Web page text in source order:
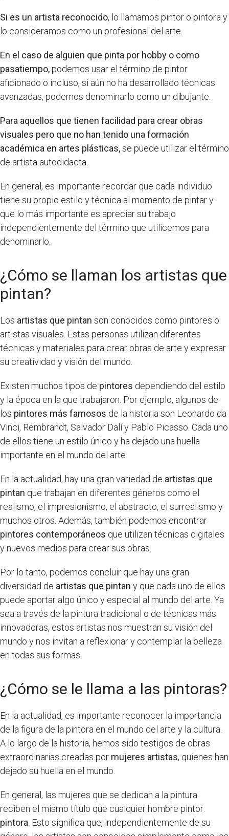
Si es un artista reconocido, lo llamamos pintor o pintora y
lo consideramos como un profesional del arte.
En el caso de alguien que pinta por hobby o como
pasatiempo,podemos usar el término de pintor
aficionado o incluso, si aún no ha desarrollado técnicas
avanzadas, podemos denominarlo como un dibujante.
Para aquellos que tienen facilidad para crear obras
visuales pero que no han tenido una formación
académica en artes plásticas,se puede utilizar el término
de artista autodidacta.
En general, es importante recordar que cada individuo
tiene su propio estilo y técnica al momento de pintar y
que lo más importante es apreciar su trabajo
independientemente del término que utilicemos para
denominarlo.
¿Cómo se llaman los artistas que
pintan?
Los artistas que pintan son conocidos como pintores o
artistas visuales. Estas personas utilizan diferentes
técnicas y materiales para crear obras de arte y expresar
su creatividad y visión del mundo.
Existen muchos tipos de pintores dependiendo del estilo
y la época en la que trabajaron. Por ejemplo, algunos de
los pintores más famosos de la historia son Leonardo da
Vinci, Rembrandt, Salvador Dalí y Pablo Picasso. Cada uno
de ellos tiene un estilo único y ha dejado una huella
importante en el mundo del arte.
En la actualidad, hay una gran variedad de artistas que
pintan que trabajan en diferentes géneros como el
realismo, el impresionismo, el abstracto, el surrealismo y
muchos otros. Además, también podemos encontrar
pintores contemporáneos que utilizan técnicas digitales
y nuevos medios para crear sus obras.
Por lo tanto, podemos concluir que hay una gran
diversidad de artistas que pintan y que cada uno de ellos
puede aportar algo único y especial al mundo del arte. Ya
sea a través de la pintura tradicional o de técnicas más
innovadoras, estos artistas nos muestran su visión del
mundo y nos invitan a reflexionar y contemplar la belleza
en todas sus formas.
¿Cómo se le llama a las pintoras?
En la actualidad, es importante reconocer la importancia
de la figura de la pintora en el mundo del arte y la cultura.
A lo largo de la historia, hemos sido testigos de obras
extraordinarias creadas por mujeres artistas, quienes han
dejado su huella en el mundo.
En general, las mujeres que se dedican a la pintura
reciben el mismo título que cualquier hombre pintor:
pintora. Esto significa que, independientemente de su